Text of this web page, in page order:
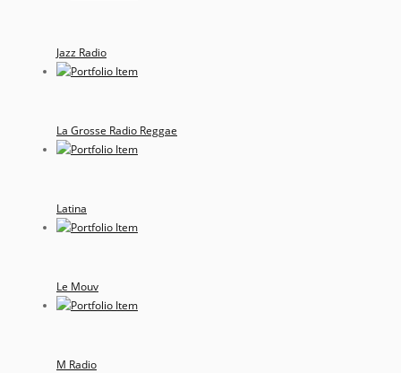
Jazz Radio
La Grosse Radio Reggae
Latina
Le Mouv
M Radio